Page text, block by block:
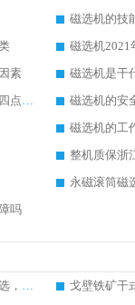
磁选机的技
素
磁选机是干
提高磁选机生产效率的四点方法
磁选机的安
磁选机的工
整机质保浙
永磁滚筒磁
吗
铁矿干式磁选机如何挑选，全流程落地版策略